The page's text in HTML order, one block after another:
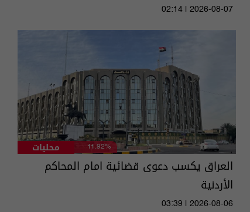
02:14 | 2026-08-07
محليات 11.92%
العراق يكسب دعوى قضائية امام المحاكم
الأردنية
03:39 | 2026-08-06